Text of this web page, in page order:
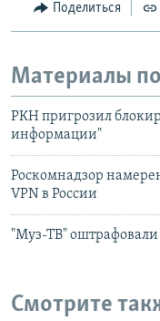
Поделиться
Материалы
РКН пригрозил
информации"
Роскомнадзор
VPN в России
"Муз-ТВ" оштрафовали
Смотрите